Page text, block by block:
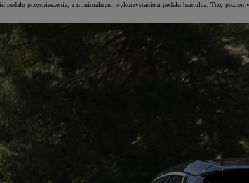
przyspieszenia, z minimalnym wykorzystaniem pedału hamulca. Trzy